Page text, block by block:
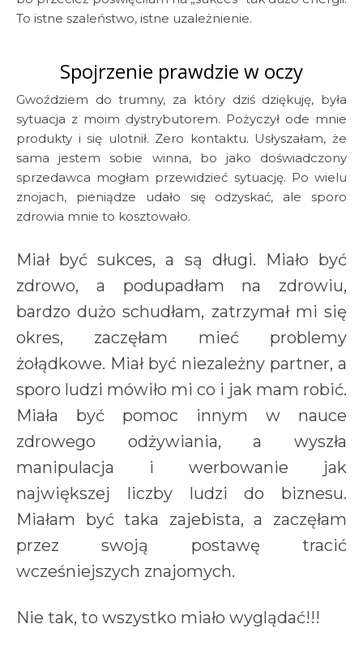
To istne szaleństwo, istne uzależnienie.
Spojrzenie prawdzie w oczy
Gwoździem do trumny, za który dziś dziękuję, była
sytuacja z moim dystrybutorem. Pożyczył ode mnie
produkty i się ulotnił. Zero kontaktu. Usłyszałam, że
sama jestem sobie winna, bo jako doświadczony
sprzedawca mogłam przewidzieć sytuację. Po wielu
znojach, pieniądze udało się odzyskać, ale sporo
zdrowia mnie to kosztowało.
Miał być sukces, a są długi. Miało być
zdrowo, a podupadłam na zdrowiu,
bardzo dużo schudłam, zatrzymał mi się
okres, zaczęłam mieć problemy
żołądkowe. Miał być niezależny partner, a
sporo ludzi mówiło mi co i jak mam robić.
Miała być pomoc innym w nauce
zdrowego odżywiania, a wyszła
manipulacja i werbowanie jak
największej liczby ludzi do biznesu.
Miałam być taka zajebista, a zaczęłam
przez swoją postawę tracić
wcześniejszych znajomych.
Nie tak, to wszystko miało wyglądać!!!